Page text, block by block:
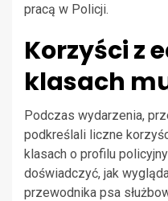
pracą w Policji.
Korzyści z
klasach
Podczas wydarzenia,
podkreślali liczne
klasach o profilu
doświadczyć, jak
przewodnika psa